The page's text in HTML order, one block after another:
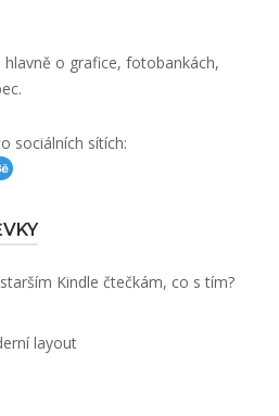
o grafice, fotobankách,
sociálních sítích:
Kindle čtečkám, co s tím?
layout